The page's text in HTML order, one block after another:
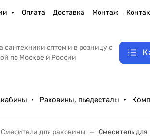
Оплата Доставка Монтаж
сантехники оптом и в розницу с
по Москве и России
Раковины, пьедесталы
Смесители для раковины Смеситель для